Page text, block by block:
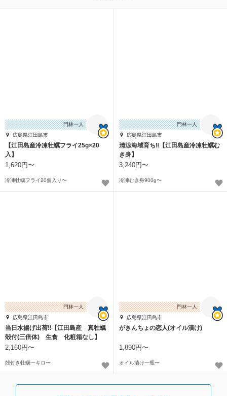
門林一人
広島県江田島市
【江田島産冷凍牡蠣フライ25g×20
入】
1,620円〜
冷凍牡蠣フライ20個入り〜
門林一人
広島県江田島市
清涼海域育ち‼︎【江田島産冷凍牡蠣む
き身】
3,240円〜
冷凍むき身900g〜
門林一人
広島県江田島市
当日水揚げ出荷‼︎【江田島産 真牡蠣
殻付(三倍体) 生食 化粧箱なし】
2,160円〜
殻付き牡蠣一キロ〜
門林一人
広島県江田島市
がきんちょの恋人(オイル漬け)
1,890円〜
オイル漬け一瓶〜